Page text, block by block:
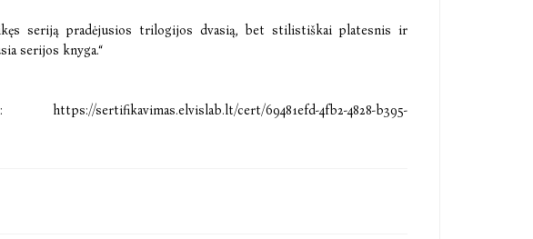
seriją pradėjusios trilogijos dvasią, bet stilistiškai platesnis ir
serijos knyga.“
https://sertifikavimas.elvislab.lt/cert/69481efd-4fb2-4828-b395-